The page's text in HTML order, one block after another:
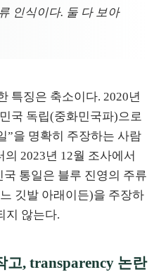
인식이다. 둘 다 보아
특징은 축소이다. 2020년
국 독립(중화민국파)으로
”을 명확히 주장하는 사람
2023년 12월 조사에서
통일은 블루 진영의 주류
깃발 아래이든)을 주장하
지 않는다.
고, transparency 논란